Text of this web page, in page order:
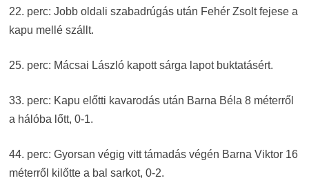
22. perc: Jobb oldali szabadrúgás után Fehér Zsolt fejese a
kapu mellé szállt.
25. perc: Mácsai László kapott sárga lapot buktatásért.
33. perc: Kapu előtti kavarodás után Barna Béla 8 méterről
a hálóba lőtt, 0-1.
44. perc: Gyorsan végig vitt támadás végén Barna Viktor 16
méterről kilőtte a bal sarkot, 0-2.